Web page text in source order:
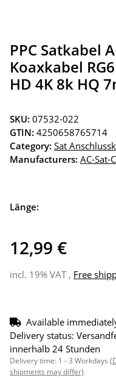
PPC Satkabel
Koaxkabel
HD 4K 8k HQ
SKU: 07532-022
GTIN: 4250658765714
Category: Sat
Manufacturers: AC-Sat-
Länge:
12,99 €
incl. 19% VAT , Free
Available
Delivery status:
innerhalb 24 Stunden
Delivery time: 1 - 3 Workdays
shipments may differ)